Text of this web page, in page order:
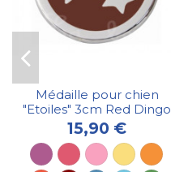
Médaille pour chien
"Etoiles" 3cm Red Dingo
15,90 €